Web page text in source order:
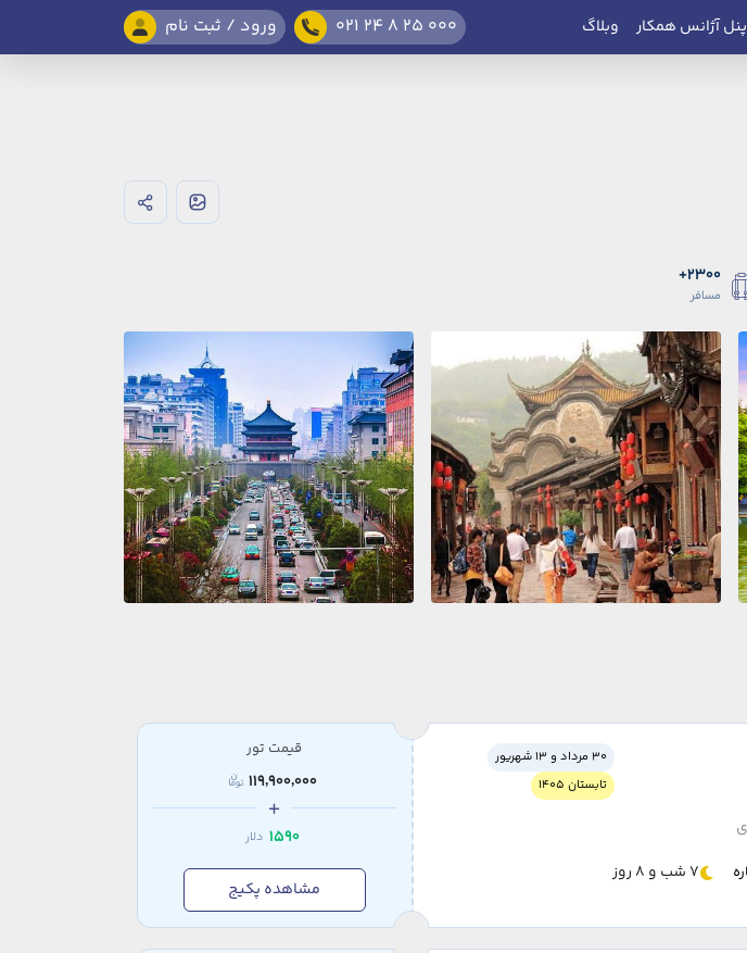
پنل آژانس همکار وبلاگ 021 24 8 25 000 ورود / ثبت نام
2300+
مسافر
7 شب و 8 روز
30 مرداد و 13 شهریور
تابستان 1405
قیمت تور
119,900,000
1590 دلار
مشاهده پکیج